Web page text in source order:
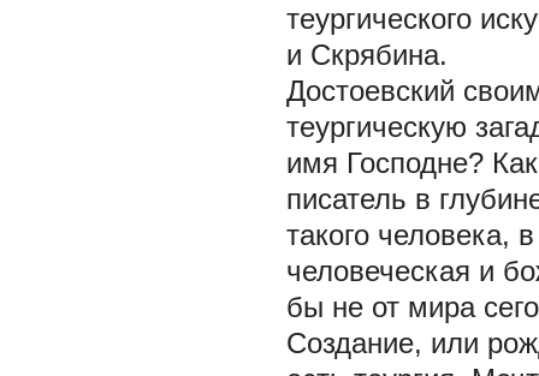
теургического
и Скрябина.
Достоевский
теургическую
имя Господне?
писатель в
такого человека,
человеческая и
бы не от мира
Создание, или